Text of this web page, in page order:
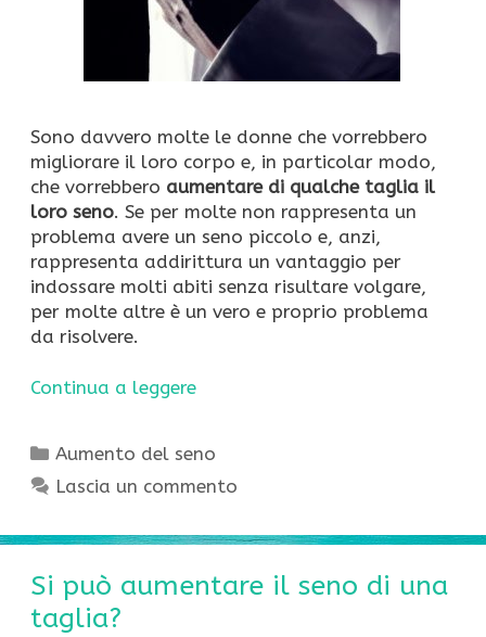
Sono davvero molte le donne che vorrebbero
migliorare il loro corpo e, in particolar modo,
che vorrebbero aumentare di qualche taglia il
loro seno. Se per molte non rappresenta un
problema avere un seno piccolo e, anzi,
rappresenta addirittura un vantaggio per
indossare molti abiti senza risultare volgare,
per molte altre è un vero e proprio problema
da risolvere.
Continua a leggere
Categorie
Aumento del seno
Lascia un commento
Si può aumentare il seno di una
taglia?